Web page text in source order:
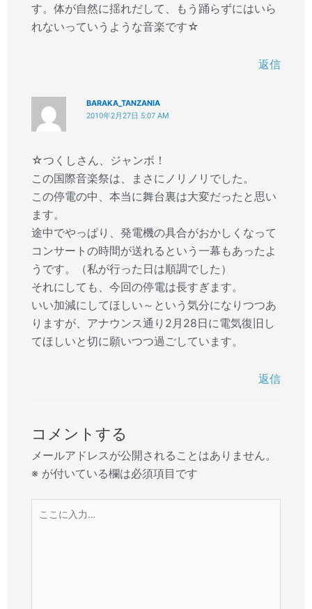
す。体が自然に揺れだして、もう踊らずにはいら
れないっていうような音楽です☆
返信
BARAKA_TANZANIA
2010年2月27日 5:07 AM
☆つくしさん、ジャンボ！
この国際音楽祭は、まさにノリノリでした。
この停電の中、本当に舞台裏は大変だったと思い
ます。
途中でやっぱり、発電機の具合がおかしくなって
コンサートの時間が送れるという一幕もあったよ
うです。（私が行った日は順調でした）
それにしても、今回の停電は長すぎます。
いい加減にしてほしい～という気分になりつつあ
りますが、アナウンス通り2月28日に電気復旧し
てほしいと切に願いつつ過ごしています。
返信
コメントする
メールアドレスが公開されることはありません。
※ が付いている欄は必須項目です